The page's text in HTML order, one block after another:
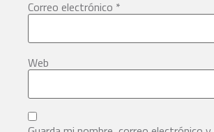
Correo electrónico *
Web